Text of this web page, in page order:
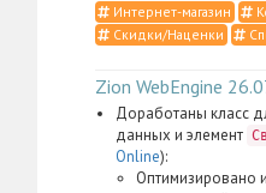
Интернет-магазин
Скидки/Наценки
Zion WebEngine
Доработаны класс
данных и элемент
Online):
Оптимизировано